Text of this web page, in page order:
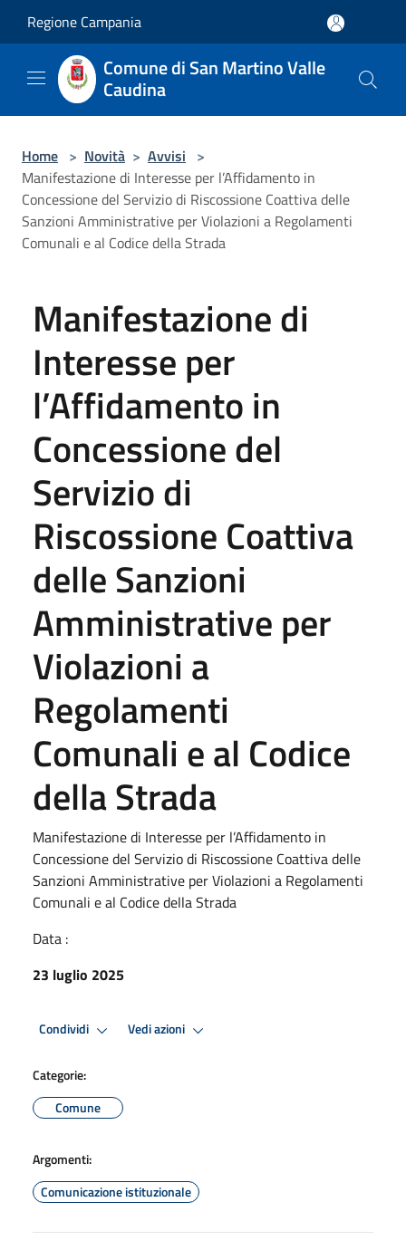
Regione Campania
Comune di San Martino Valle
Caudina
Home > Novità > Avvisi >
Manifestazione di Interesse per l’Affidamento in
Concessione del Servizio di Riscossione Coattiva delle
Sanzioni Amministrative per Violazioni a Regolamenti
Comunali e al Codice della Strada
Manifestazione di
Interesse per
l’Affidamento in
Concessione del
Servizio di
Riscossione Coattiva
delle Sanzioni
Amministrative per
Violazioni a
Regolamenti
Comunali e al Codice
della Strada
Manifestazione di Interesse per l’Affidamento in
Concessione del Servizio di Riscossione Coattiva delle
Sanzioni Amministrative per Violazioni a Regolamenti
Comunali e al Codice della Strada
Data :
23 luglio 2025
Condividi Vedi azioni
Categorie:
Comune
Argomenti:
Comunicazione istituzionale